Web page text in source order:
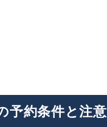
予約条件と注